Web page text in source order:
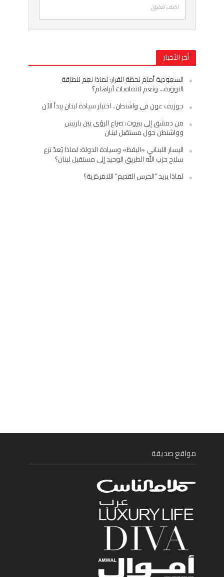
اضف تعليق
أخر الأخبار
السعودية أمام لحظة القرار: لماذا نعم للطاقة
النووية… ونعم لاتفاقيات أبراهام؟
جوزيف عون في واشنطن.. اختبار سيادة لبنان يبدأ الآن
من دمشق إلى بيروت: صراع الرؤى بين باريس
وواشنطن حول مستقبل لبنان
اليسار اللبناني «اليقظ» وسيادة الدولة: لماذا يُعدّ نزع
سلاح حزب الله الطريق الوحيد إلى مستقبل لبنان؟
لماذا يريد “الحرس القديم” اللامركزية؟
مواقع صديقة